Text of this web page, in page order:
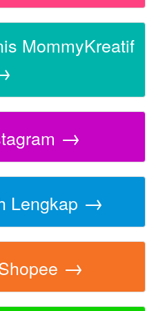
MommyKreatif
→
Lengkap →
→